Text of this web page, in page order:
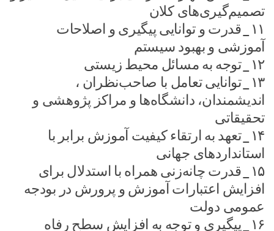
تصمیم‌گیری‌های کلان
۱۱_قدرت و توانایی پیگیری و اصلاحات
آموزشی و بهبود سیستم
۱۲_توجه به مسائل محیط زیستی
۱۳_توانایی تعامل با صاحب‌نظران ،
اندیشمندان، دانشگاه‌ها و مراکز پژوهشی و
تحقیقاتی
۱۴_تعهد به ارتقاء کیفیت آموزش برابر با
استانداردهای جهانی
۱۵_قدرت چانه‌زنی همراه با استدلال برای
افزایش اعتبارات آموزش و پرورش در بودجه
عمومی دولت
۱۶_پیگیری و توجه به افزایش سطح رفاه